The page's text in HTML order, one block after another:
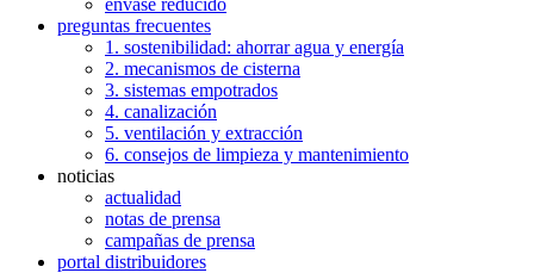
preguntas frecuentes
1. sostenibilidad: ahorrar agua y energía
2. mecanismos de cisterna
3. sistemas empotrados
4. canalización
5. ventilación y extracción
6. consejos de limpieza y mantenimiento
noticias
actualidad
notas de prensa
campañas de prensa
portal distribuidores